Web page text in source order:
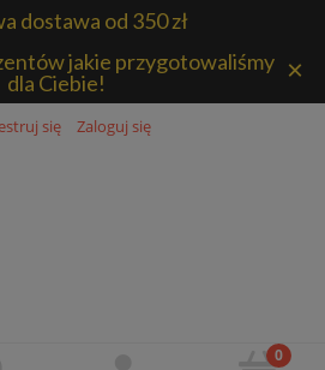
dostawa od 350 zł
jakie przygotowaliśmy
dla Ciebie!
×
się Zaloguj się